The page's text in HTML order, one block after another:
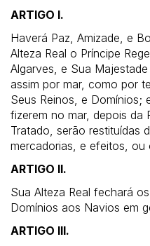
ARTIGO I.
Haverá Paz, Amizade, e
Alteza Real o Príncipe
Algarves, e Sua
assim por mar, como por
Seus Reinos, e Domínios;
fizerem no mar, depois da
Tratado, serão restituídas
mercadorias, e efeitos, ou
ARTIGO II.
Sua Alteza Real fechará
Domínios aos Navios em
ARTIGO III.